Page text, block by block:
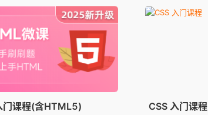
课程(含HTML5) CSS 入门课程